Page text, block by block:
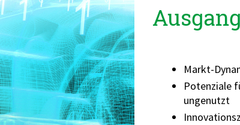
Markt-
Potenziale
ungenutzt